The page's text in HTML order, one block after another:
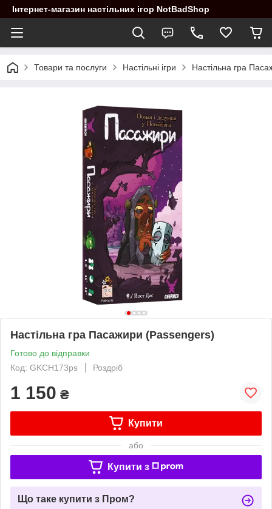
Інтернет-магазин настільних ігор NotBadShop
Товари та послуги Настільні ігри Настільна гра
Настільна гра Пасажири (Passengers)
Готово до відправки
Код: GKCH173ps
Роздріб
1 150 ₴
Купити
або
Купити з
Що таке купити з Пром?